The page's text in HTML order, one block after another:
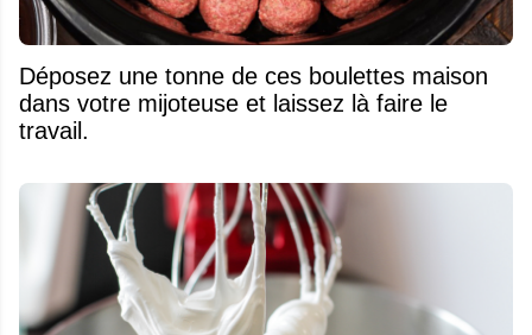
Déposez une tonne de ces boulettes maison
dans votre mijoteuse et laissez là faire le
travail.